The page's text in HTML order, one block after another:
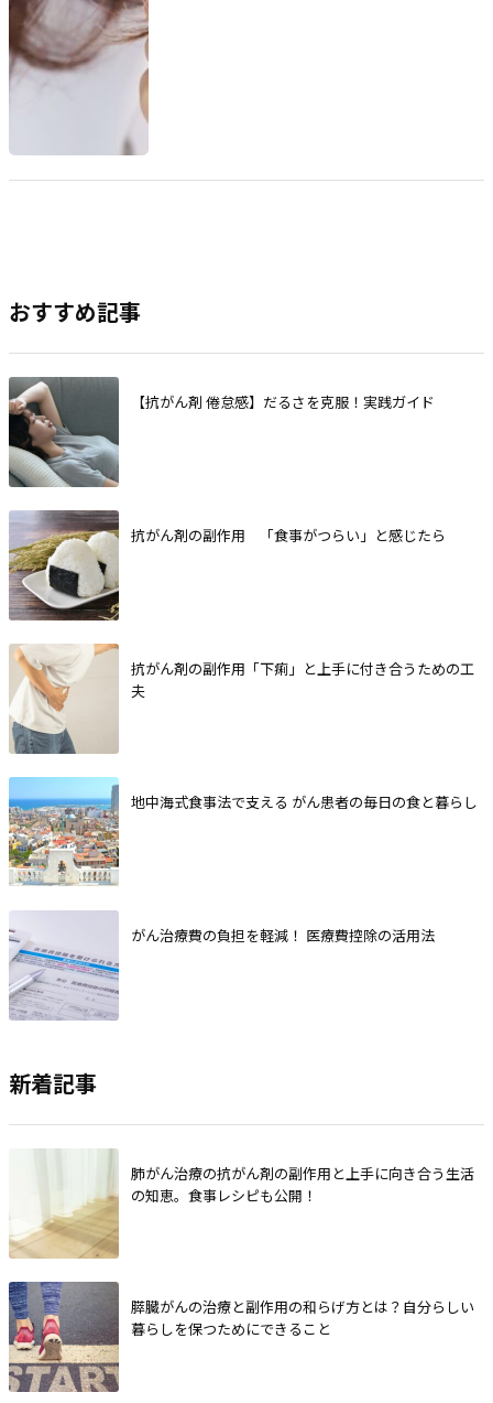
おすすめ記事
【抗がん剤 倦怠感】だるさを克服！実践ガイド
抗がん剤の副作用 「食事がつらい」と感じたら
抗がん剤の副作用「下痢」と上手に付き合うための工
夫
地中海式食事法で支える がん患者の毎日の食と暮らし
がん治療費の負担を軽減！ 医療費控除の活用法
新着記事
肺がん治療の抗がん剤の副作用と上手に向き合う生活
の知恵。食事レシピも公開！
膵臓がんの治療と副作用の和らげ方とは？自分らしい
暮らしを保つためにできること